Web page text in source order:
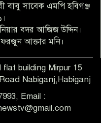
শ্রেষ্ঠ ওসি নির্বাচিত হলেন
ওসি মোনায়েম
পলাতক আসামি
বাবু সাবেক এমপি হবিগঞ্জ
বদর আজিজ উদ্দিন।
আক্তার মনি।
building Mirpur 15
Nabiganj,Habiganj
Email :